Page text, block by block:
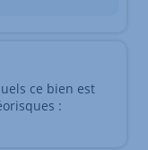
ce bien est
: